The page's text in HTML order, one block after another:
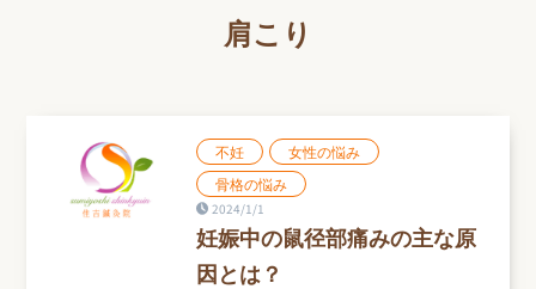
肩こり
不妊
女性の悩み
骨格の悩み
2024/1/1
妊娠中の鼠径部痛みの主な原
因とは？